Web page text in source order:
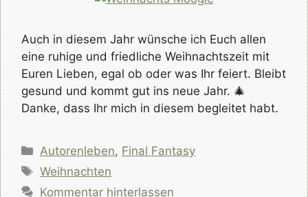
Auch in diesem Jahr wünsche ich Euch allen
eine ruhige und friedliche Weihnachtszeit mit
Euren Lieben, egal ob oder was Ihr feiert. Bleibt
gesund und kommt gut ins neue Jahr. 🎄
Danke, dass Ihr mich in diesem begleitet habt.
Kategorien
Autorenleben, Final Fantasy
Schlagwörter
Weihnachten
Kommentar hinterlassen